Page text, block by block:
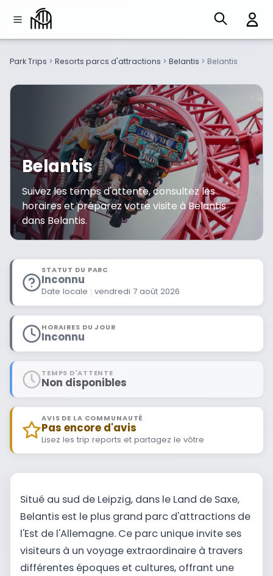
Park Trips > Resorts parcs d'attractions > Belantis > Belantis
Belantis
Suivez les temps d'attente, consultez les
horaires et préparez votre visite à Belantis
dans Belantis.
STATUT DU PARC
Inconnu
Date locale : vendredi 7 août 2026
HORAIRES DU JOUR
Inconnu
TEMPS D'ATTENTE
Non disponibles
AVIS DE LA COMMUNAUTÉ
Pas encore d'avis
Lisez les trip reports et partagez le vôtre
Situé au sud de Leipzig, dans le Land de Saxe,
Belantis est le plus grand parc d'attractions de
l'Est de l'Allemagne. Ce parc unique invite ses
visiteurs à un voyage extraordinaire à travers
différentes époques et cultures, offrant une